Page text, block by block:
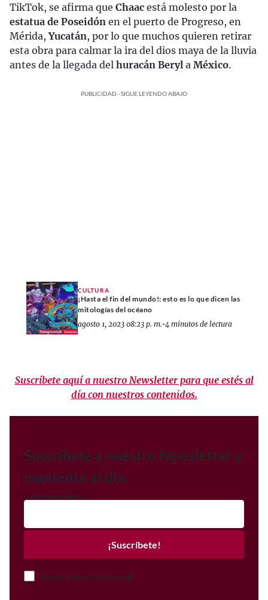
TikTok, se afirma que Chaac está molesto por la
estatua de Poseidón en el puerto de Progreso, en
Mérida,Yucatán, por lo que muchos quieren retirar
esta obra para calmar la ira del dios maya de la lluvia
antes de la llegada del huracán Beryl a México.
PUBLICIDAD - SIGUE LEYENDO ABAJO
CULTURA
¡Hasta el fin del mundo!: esto es lo que dicen las
mitologías del océano
agosto 1, 2023 08:23 p. m.•4 minutos de lectura
Suscríbete aquí a nuestro Newsletter para que estés al
día con nuestros contenidos.
Suscríbete a nuestro Newsletter y
mantente al día.
Correo electrónico
¡Suscríbete!
Acepto el Aviso de Privacidad